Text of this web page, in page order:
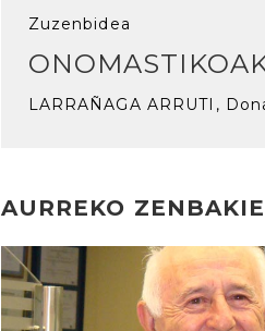
Zuzenbidea
LARRAÑAGA ARRUTI,
AURREKO
Irakurri